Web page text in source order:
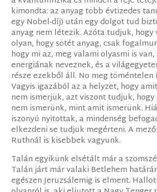
kimondta: az anyag több évtizedes
egy Nobel-díj) után egy dolgot tud
anyag nem létezik. Azóta tudjuk, hogy
olyan, hogy sötét anyag, csak
hogy mi az, meg valami olyasmi is
energiának neveznek, és a
része ezekből áll. No meg
Vagyis igazából az a helyzet, hogy
nem ismerjük, azt viszont tudjuk,
nem ismerünk, mint amit ismerünk.
iszonyú nyitottak, a mindenség
elkezdeni se tudjuk megérteni. A
Ruthnál is kisebbek vagyunk.
Talán egyikünk elsétált már a
Talán járt már valaki Betlehem
egészen Jeruzsálemig is elment.